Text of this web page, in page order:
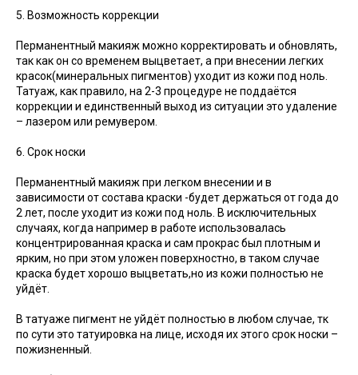
5. Возможность коррекции
Перманентный макияж можно корректировать и обновлять,
так как он со временем выцветает, а при внесении легких
красок(минеральных пигментов) уходит из кожи под ноль.
Татуаж, как правило, на 2-3 процедуре не поддаётся
коррекции и единственный выход из ситуации это удаление
– лазером или ремувером.
6. Срок носки
Перманентный макияж при легком внесении и в
зависимости от состава краски -будет держаться от года до
2 лет, после уходит из кожи под ноль. В исключительных
случаях, когда например в работе использовалась
концентрированная краска и сам прокрас был плотным и
ярким, но при этом уложен поверхностно, в таком случае
краска будет хорошо выцветать,но из кожи полностью не
уйдёт.
В татуаже пигмент не уйдёт полностью в любом случае, тк
по сути это татуировка на лице, исходя их этого срок носки –
пожизненный.